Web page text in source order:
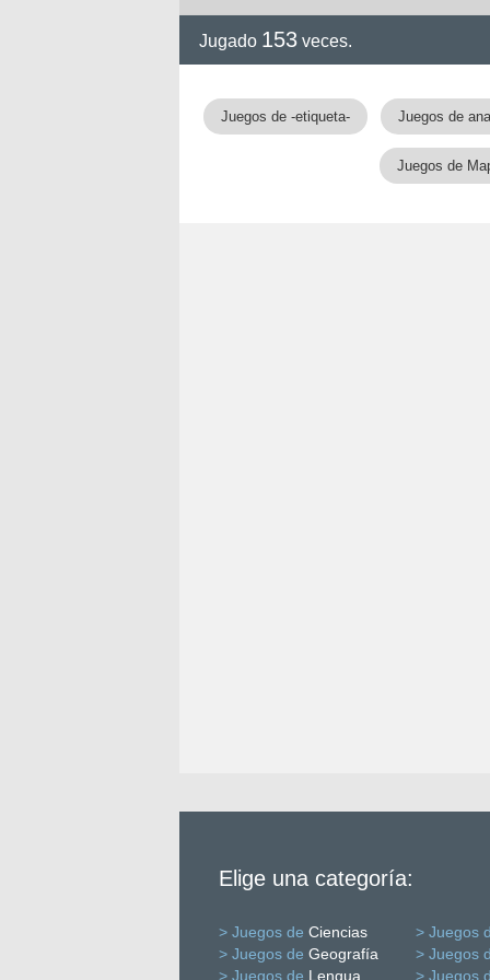
Jugado 153 veces.
Juegos de -etiqueta- Juegos de
Juegos de
Elige una categoría:
> Juegos de Ciencias
> Juegos
> Juegos de Geografía
> Juegos
> Juegos de Lengua > Juegos